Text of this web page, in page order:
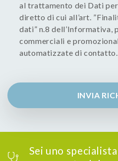
al trattamento dei Dati
diretto di cui all’art.
dati” n.8 dell’Informativa,
commerciali e
automatizzate di contatto.
INVIA
Sei uno